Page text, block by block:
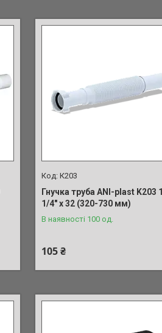
К203
Гнучка труба ANI-plast K203 1
1/4" х 32 (320-730 мм)
В наявності 100 од.
105 ₴